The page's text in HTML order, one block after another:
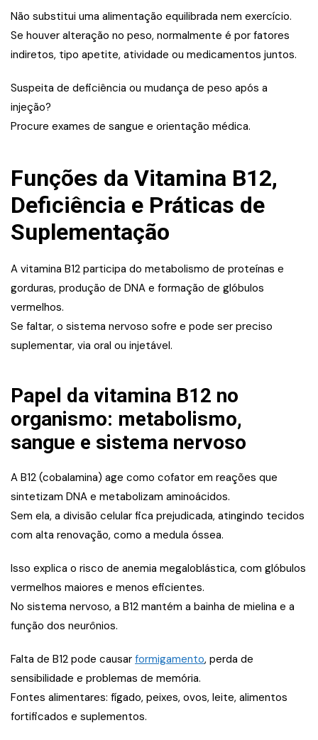
Não substitui uma alimentação equilibrada nem exercício.
Se houver alteração no peso, normalmente é por fatores
indiretos, tipo apetite, atividade ou medicamentos juntos.
Suspeita de deficiência ou mudança de peso após a
injeção?
Procure exames de sangue e orientação médica.
Funções da Vitamina B12,
Deficiência e Práticas de
Suplementação
A vitamina B12 participa do metabolismo de proteínas e
gorduras, produção de DNA e formação de glóbulos
vermelhos.
Se faltar, o sistema nervoso sofre e pode ser preciso
suplementar, via oral ou injetável.
Papel da vitamina B12 no
organismo: metabolismo,
sangue e sistema nervoso
A B12 (cobalamina) age como cofator em reações que
sintetizam DNA e metabolizam aminoácidos.
Sem ela, a divisão celular fica prejudicada, atingindo tecidos
com alta renovação, como a medula óssea.
Isso explica o risco de anemia megaloblástica, com glóbulos
vermelhos maiores e menos eficientes.
No sistema nervoso, a B12 mantém a bainha de mielina e a
função dos neurônios.
Falta de B12 pode causar formigamento, perda de
sensibilidade e problemas de memória.
Fontes alimentares: fígado, peixes, ovos, leite, alimentos
fortificados e suplementos.